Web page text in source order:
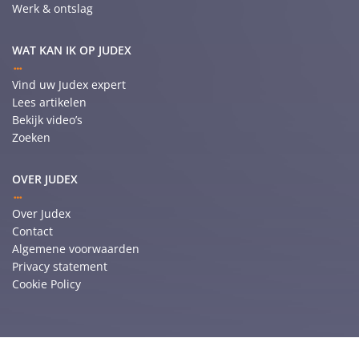
Werk & ontslag
WAT KAN IK OP JUDEX
Vind uw Judex expert
Lees artikelen
Bekijk video’s
Zoeken
OVER JUDEX
Over Judex
Contact
Algemene voorwaarden
Privacy statement
Cookie Policy